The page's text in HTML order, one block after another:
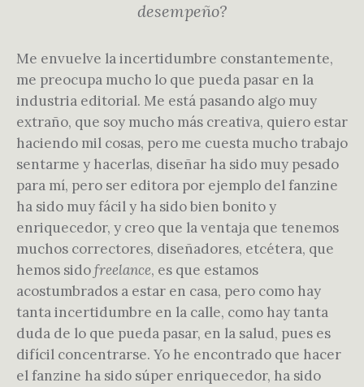
desempeño?
Me envuelve la incertidumbre constantemente,
me preocupa mucho lo que pueda pasar en la
industria editorial. Me está pasando algo muy
extraño, que soy mucho más creativa, quiero estar
haciendo mil cosas, pero me cuesta mucho trabajo
sentarme y hacerlas, diseñar ha sido muy pesado
para mí, pero ser editora por ejemplo del fanzine
ha sido muy fácil y ha sido bien bonito y
enriquecedor, y creo que la ventaja que tenemos
muchos correctores, diseñadores, etcétera, que
hemos sidofreelance, es que estamos
acostumbrados a estar en casa, pero como hay
tanta incertidumbre en la calle, como hay tanta
duda de lo que pueda pasar, en la salud, pues es
difícil concentrarse. Yo he encontrado que hacer
el fanzine ha sido súper enriquecedor, ha sido